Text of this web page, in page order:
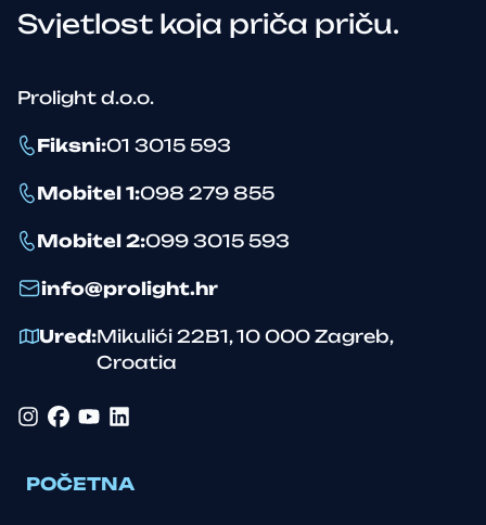
Svjetlost koja priča priču.
Prolight d.o.o.
Fiksni:01 3015 593
Mobitel 1:098 279 855
Mobitel 2:099 3015 593
info@prolight.hr
Ured:Mikulići 22B1,10 000 Zagreb,
Croatia
POČETNA